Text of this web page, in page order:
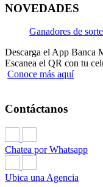
NOVEDADES
Ganadores de
Descarga el App Banca
Escanea el QR con tu
Conoce más aquí
Contáctanos
Chatea por Whatsapp
Ubica una Agencia